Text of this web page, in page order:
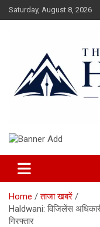
Skip
to
Saturday, August 8, 2026
The Hillpost
Home
ताजा खबरें
Haldwani: विजिलेंस
गिरफ्तार